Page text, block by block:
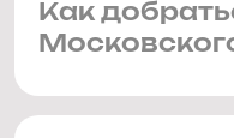
Как